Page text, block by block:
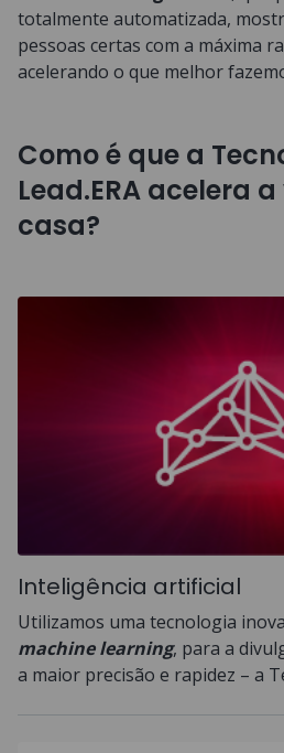
totalmente automatizada,
pessoas certas com a máxima
acelerando o que melhor
Como é que a
Lead.ERA acelera
casa?
Inteligência artificial
Utilizamos uma tecnologia
machine learning, para a
a maior precisão e rapidez – a